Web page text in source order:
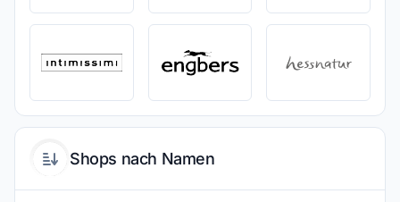
Shops nach Namen